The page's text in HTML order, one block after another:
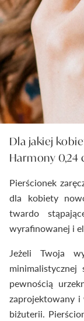
Dla jakiej
Harmony 0,24
Pierścionek
dla kobiety
twardo
wyrafinowanej i
Jeżeli Twoja
pewnością
zaprojektowany i
biżuterii.